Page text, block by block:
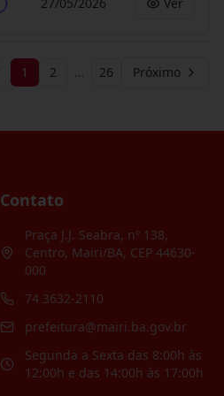
1 2 … 26 Próximo
Contato
Praça J.J. Seabra, nº 138,
Centro, Mairi/BA, CEP 44630-
000
74 3632-2110
prefeitura@mairi.ba.gov.br
Segunda a Sexta das 8:00h às
12:00h e das 14:00h às 17:00h